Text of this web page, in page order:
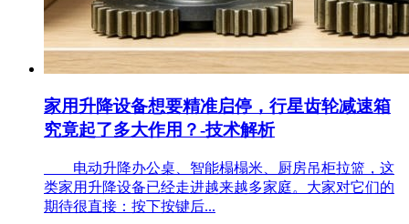
家用升降设备想要精准启停，行星齿轮减速箱
究竟起了多大作用？-技术解析
​ 电动升降办公桌、智能榻榻米、厨房吊柜拉篮，这
类家用升降设备已经走进越来越多家庭。大家对它们的
期待很直接：按下按键后...